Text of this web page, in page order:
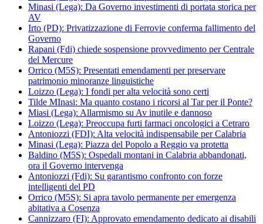
Minasi (Lega): Da Governo investimenti di portata storica per
AV
Irto (PD): Privatizzazione di Ferrovie conferma fallimento del
Governo
Rapani (Fdi) chiede sospensione provvedimento per Centrale
del Mercure
Orrico (M5S): Presentati emendamenti per preservare
patrimonio minoranze linguistiche
Loizzo (Lega): I fondi per alta velocità sono certi
Tilde MInasi: Ma quanto costano i ricorsi al Tar per il Ponte?
Miasi (Lega): Allarmismo su Av inutile e dannoso
Loizzo (Lega): Preoccupa furti farmaci oncologici a Cetraro
Antoniozzi (FDI): Alta velocità indispensabile per Calabria
Minasi (Lega): Piazza del Popolo a Reggio va protetta
Baldino (M5S): Ospedali montani in Calabria abbandonati,
ora il Governo intervenga
Antoniozzi (Fdi): Su garantismo confronto con forze
intelligenti del PD
Orrico (M5S): Si apra tavolo permanente per emergenza
abitativa a Cosenza
Cannizzaro (FI): Approvato emendamento dedicato ai disabili